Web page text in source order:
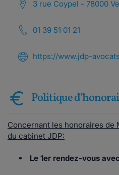
3 rue Coypel - 78000
01 39 51 01 21
https://www.jdp-
Politique
Concernant les honoraires de
du cabinet JDP:
Le 1er rendez-vous